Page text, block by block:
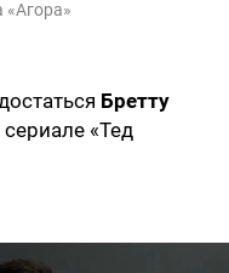
Бретту
«Тед